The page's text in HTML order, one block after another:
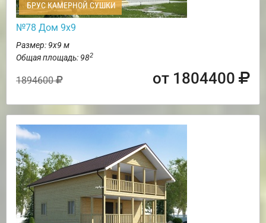
БРУС КАМЕРНОЙ СУШКИ
№78 Дом 9х9
Размер: 9х9 м
Общая площадь: 982
1894600 от 1804400